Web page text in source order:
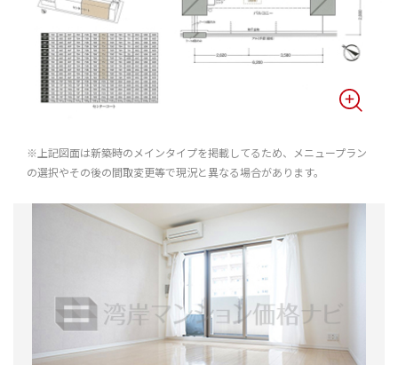
※上記図面は新築時のメインタイプを掲載してるため、メニュープラン
の選択やその後の間取変更等で現況と異なる場合があります。